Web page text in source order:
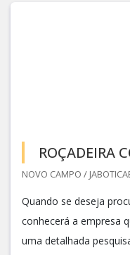
ROÇADEIRA
NOVO CAMPO /
Quando se deseja
conhecerá a empresa
uma detalhada